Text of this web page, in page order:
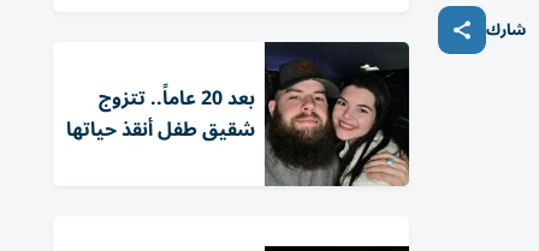
شارك
بعد 20 عاماً.. تتزوج
شقيق طفل أنقذ حياتها